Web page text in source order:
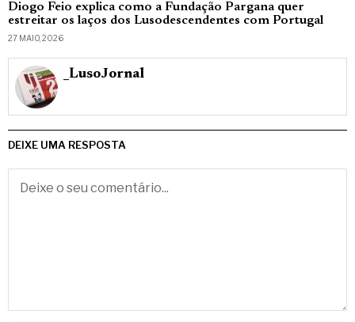
Diogo Feio explica como a Fundação Pargana quer
estreitar os laços dos Lusodescendentes com Portugal
27 MAIO, 2026
_LusoJornal
DEIXE UMA RESPOSTA